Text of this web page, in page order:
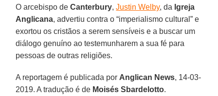
O arcebispo deCanterbury,Justin Welby, da Igreja
Anglicana, advertiu contra o “imperialismo cultural” e
exortou os cristãos a serem sensíveis e a buscar um
diálogo genuíno ao testemunharem a sua fé para
pessoas de outras religiões.
A reportagem é publicada por Anglican News, 14-03-
2019. A tradução é de Moisés Sbardelotto.